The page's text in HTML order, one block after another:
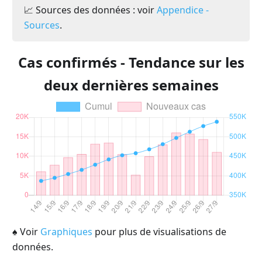
📈 Sources des données : voirAppendice -
Sources.
Cas confirmés - Tendance sur les
deux dernières semaines
♠ Voir Graphiques pour plus de visualisations de
données.